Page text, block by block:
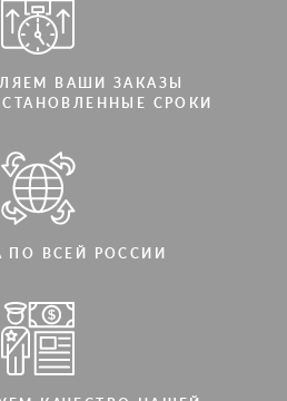
ВАШИ ЗАКАЗЫ
СРОКИ
ПО ВСЕЙ РОССИИ